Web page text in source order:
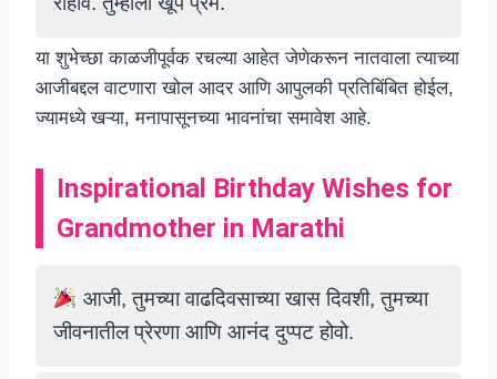
या शुभेच्छा काळजीपूर्वक रचल्या आहेत जेणेकरून नातवाला त्याच्या
आजीबद्दल वाटणारा खोल आदर आणि आपुलकी प्रतिबिंबित होईल,
ज्यामध्ये खऱ्या, मनापासूनच्या भावनांचा समावेश आहे.
Inspirational Birthday Wishes for
Grandmother in Marathi
आजी, तुमच्या वाढदिवसाच्या खास दिवशी, तुमच्या
जीवनातील प्रेरणा आणि आनंद दुप्पट होवो.